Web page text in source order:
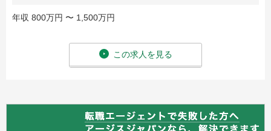
年収 800万円 〜 1,500万円
この求人を見る